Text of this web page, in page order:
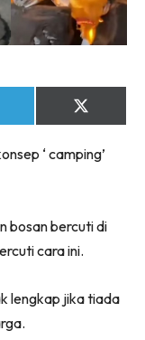
Share
on
(Twitter)
‘ camping’
bosan bercuti di
cara ini.
lengkap jika tiada